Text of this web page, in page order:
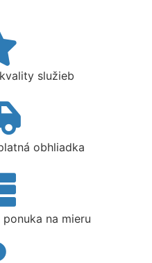
služieb
obhliadka
na mieru